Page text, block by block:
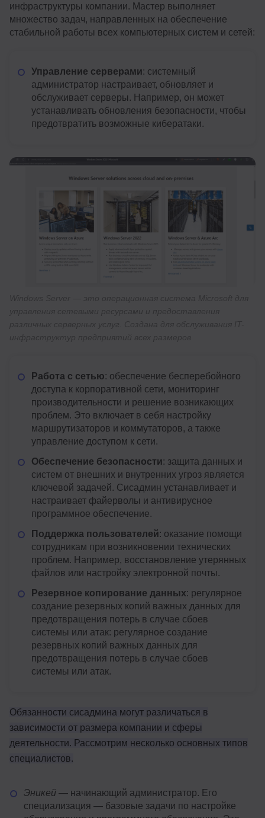
инфраструктуры компании. Мастер выполняет
множество задач, направленных на обеспечение
стабильной работы всех компьютерных систем и сетей:
Управление серверами: системный
администратор настраивает, обновляет и
обслуживает серверы. Например, он может
устанавливать обновления безопасности, чтобы
предотвратить возможные кибератаки.
Работа с сетью: обеспечение бесперебойного
доступа к корпоративной сети, мониторинг
производительности и решение возникающих
проблем. Это включает в себя настройку
маршрутизаторов и коммутаторов, а также
управление доступом к сети.
Обеспечение безопасности: защита данных и
систем от внешних и внутренних угроз является
ключевой задачей. Сисадмин устанавливает и
настраивает файерволы и антивирусное
программное обеспечение.
Поддержка пользователей: оказание помощи
сотрудникам при возникновении технических
проблем. Например, восстановление утерянных
файлов или настройку электронной почты.
Резервное копирование данных: регулярное
создание резервных копий важных данных для
предотвращения потерь в случае сбоев
системы или атак: регулярное создание
резервных копий важных данных для
предотвращения потерь в случае сбоев
системы или атак.
Обязанности сисадмина могут различаться в
зависимости от размера компании и сферы
деятельности. Рассмотрим несколько основных типов
специалистов.
Эникей — начинающий администратор. Его
специализация — базовые задачи по настройке